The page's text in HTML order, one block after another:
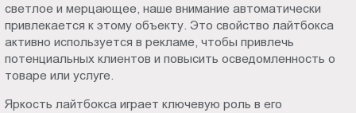
светлое и мерцающее, наше внимание автоматически
привлекается к этому объекту. Это свойство лайтбокса
активно используется в рекламе, чтобы привлечь
потенциальных клиентов и повысить осведомленность о
товаре или услуге.
Яркость лайтбокса играет ключевую роль в его